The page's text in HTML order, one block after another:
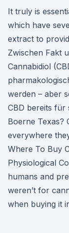
It truly is
which have
extract to
Zwischen Fakt
Cannabidiol
werden – aber
CBD bereits für
Boerne Texas?
everywhere
Where To Buy
Physiological
humans and
weren’t for
when buying it